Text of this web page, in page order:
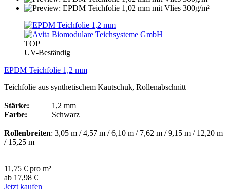
TOP
UV-Beständig
EPDM Teichfolie 1,2 mm
Teichfolie aus synthetischem Kautschuk, Rollenabschnitt
Stärke:
1,2 mm
Farbe:
Schwarz
Rollenbreiten: 3,05 m / 4,57 m / 6,10 m / 7,62 m / 9,15 m / 12,20 m
/ 15,25 m
11,75 € pro m²
ab 17,98 €
Jetzt kaufen